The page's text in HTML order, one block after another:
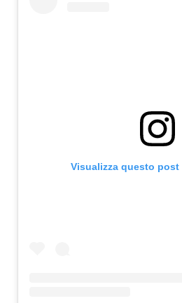
Visualizza questo post